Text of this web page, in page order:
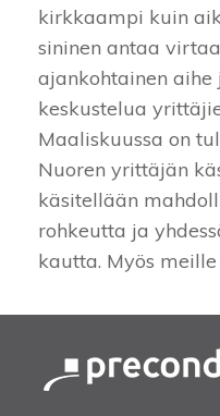
kirkkaampi kuin
sininen antaa
ajankohtainen
keskustelua
Maaliskuussa on
Nuoren yrittäjän
käsitellään
rohkeutta ja
kautta. Myös meille